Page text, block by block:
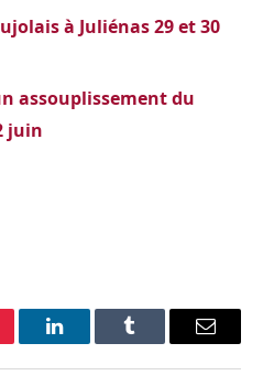
à Juliénas 29 et 30
assouplissement du
juin
LinkedInTumblr Email